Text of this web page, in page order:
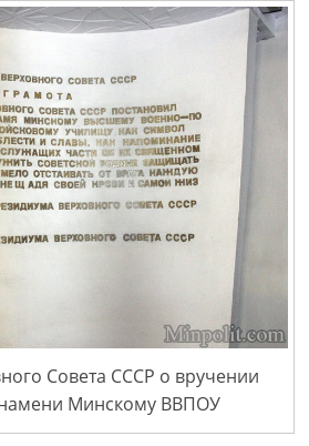
Совета СССР о вручении
Минскому ВВПОУ